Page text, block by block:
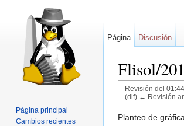
Flisol/
Revisión del
(dif) ← Revisión
Planteo de
Página Discusión
Página principal
Cambios recientes